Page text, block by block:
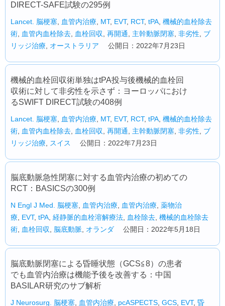
DIRECT-SAFE試験の295例
Lancet. 脳梗塞 血管内治療 MT, EVT, RCT, tPA 機械的血栓除去
術
血管内血栓除去 血栓回収 再開通 主幹動脈閉塞 非劣性
ブ
リッジ治療
オーストラリア 公開日：2022年7月23日
機械的血栓回収術単独はtPA投与後機械的血栓回
収術に対して非劣性を示さず：ヨーロッパにおけ
るSWIFT DIRECT試験の408例
Lancet. 脳梗塞 血管内治療 MT, EVT, RCT, tPA 機械的血栓除去
術
血管内血栓除去 血栓回収 再開通 主幹動脈閉塞 非劣性
ブ
リッジ治療
スイス 公開日：2022年7月23日
脳底動脈急性閉塞に対する血管内治療の初めての
RCT：BASICSの300例
N Engl J Med. 脳梗塞 血管内治療 血管内治療 薬物治
療
EVT, tPA 経静脈的血栓溶解療法 血栓除去 機械的血栓除去
術
血栓回収 脳底動脈 オランダ 公開日：2022年5月18日
脳底動脈閉塞による昏睡状態（GCS≦8）の患者
でも血管内治療は機能予後を改善する：中国
BASILAR研究のサブ解析
J Neurosurg. 脳梗塞 血管内治療 pcASPECTS GCS EVT, 昏